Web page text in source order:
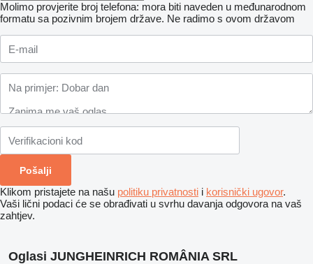
Molimo provjerite broj telefona: mora biti naveden u međunarodnom
formatu sa pozivnim brojem države. Ne radimo s ovom državom
Klikom pristajete na našu politiku privatnosti i korisnički ugovor.
Vaši lični podaci će se obrađivati ​​u svrhu davanja odgovora na vaš
zahtjev.
Oglasi JUNGHEINRICH ROMÂNIA SRL